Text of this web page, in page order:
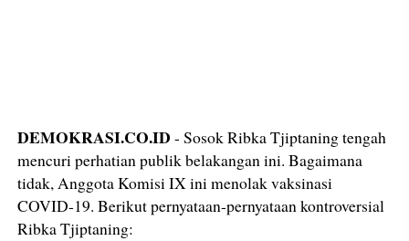
DEMOKRASI.CO.ID - Sosok Ribka Tjiptaning tengah
mencuri perhatian publik belakangan ini. Bagaimana
tidak, Anggota Komisi IX ini menolak vaksinasi
COVID-19. Berikut pernyataan-pernyataan kontroversial
Ribka Tjiptaning: